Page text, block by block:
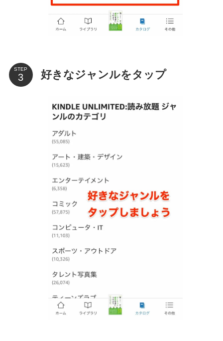
STEP 好きなジャンルをタップ